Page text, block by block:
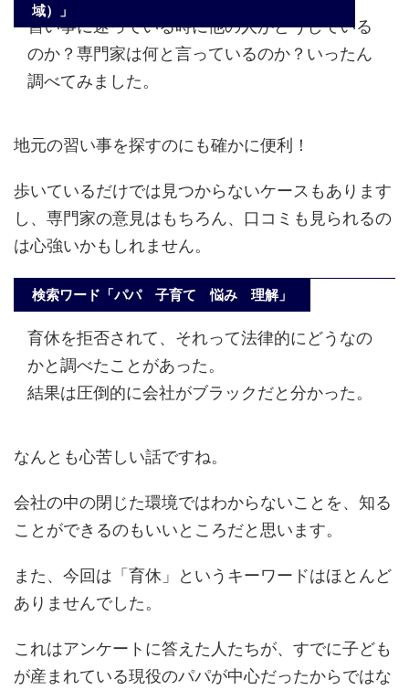
域）」
習い事に迷っている時に他の人がどうしている
のか？専門家は何と言っているのか？いったん
調べてみました。
地元の習い事を探すのにも確かに便利！
歩いているだけでは見つからないケースもあります
し、専門家の意見はもちろん、口コミも見られるの
は心強いかもしれません。
検索ワード「パパ 子育て 悩み 理解」
育休を拒否されて、それって法律的にどうなの
かと調べたことがあった。
結果は圧倒的に会社がブラックだと分かった。
なんとも心苦しい話ですね。
会社の中の閉じた環境ではわからないことを、知る
ことができるのもいいところだと思います。
また、今回は「育休」というキーワードはほとんど
ありませんでした。
これはアンケートに答えた人たちが、すでに子ども
が産まれている現役のパパが中心だったからではな